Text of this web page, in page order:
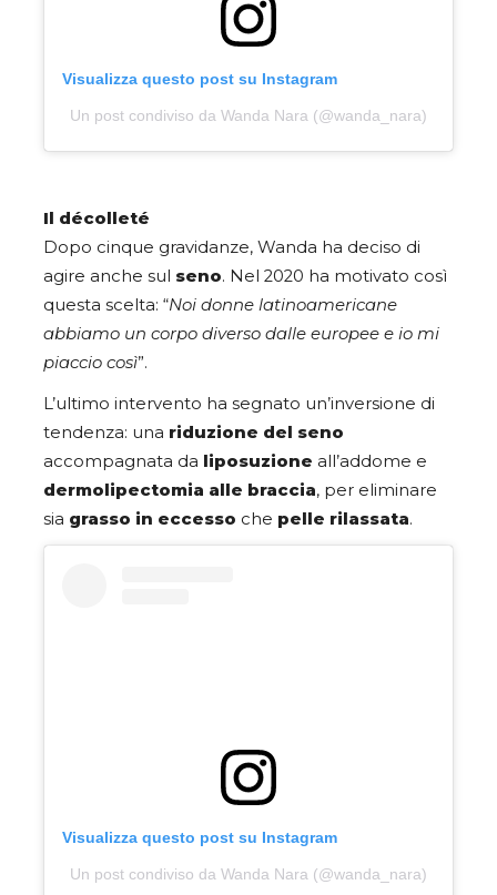
Visualizza questo post su Instagram
Un post condiviso da Wanda Nara (@wanda_nara)
Il décolleté
Dopo cinque gravidanze, Wanda ha deciso di
agire anche sul seno. Nel 2020 ha motivato così
questa scelta: “Noi donne latinoamericane
abbiamo un corpo diverso dalle europee e io mi
piaccio così”.
L’ultimo intervento ha segnato un’inversione di
tendenza: una riduzione del seno
accompagnata da liposuzione all’addome e
dermolipectomia alle braccia, per eliminare
sia grasso in eccesso che pelle rilassata.
Visualizza questo post su Instagram
Un post condiviso da Wanda Nara (@wanda_nara)